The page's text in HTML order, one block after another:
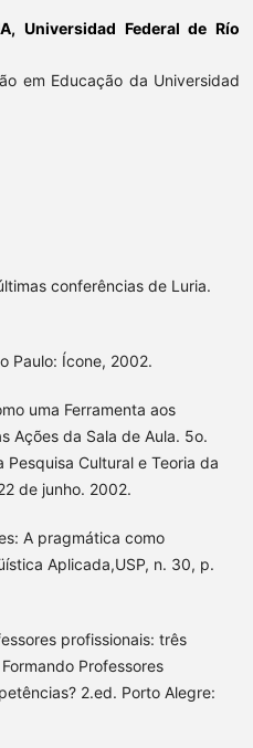
Universidad Federal de Río
em Educação da Universidad
conferências de Luria.
Paulo: Ícone, 2002.
uma Ferramenta aos
Ações da Sala de Aula. 5o.
Cultural e Teoria da
de junho. 2002.
A pragmática como
Aplicada,USP, n. 30, p.
profissionais: três
Professores
2.ed. Porto Alegre: